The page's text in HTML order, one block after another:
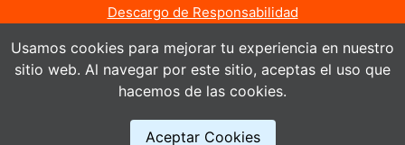
Descargo de Responsabilidad
Política de Privacidad
Política de Cookies
Contacto
© Todos los derechos reservados 2026
Usamos cookies para mejorar tu experiencia en nuestro
sitio web. Al navegar por este sitio, aceptas el uso que
hacemos de las cookies.
Aceptar Cookies